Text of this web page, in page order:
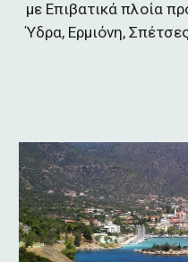
με Επιβατικά πλοία
Ύδρα, Ερμιόνη,